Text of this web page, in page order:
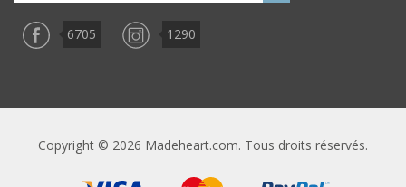
6705 1290
Copyright © 2026 Madeheart.com. Tous droits réservés.